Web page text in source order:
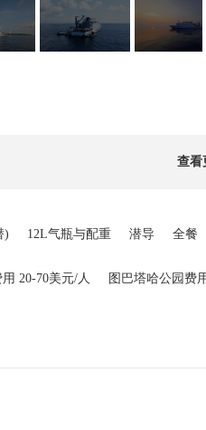
查看
) 12L气瓶与配重 潜导 全餐
20-70美元/人 图巴塔哈公园费